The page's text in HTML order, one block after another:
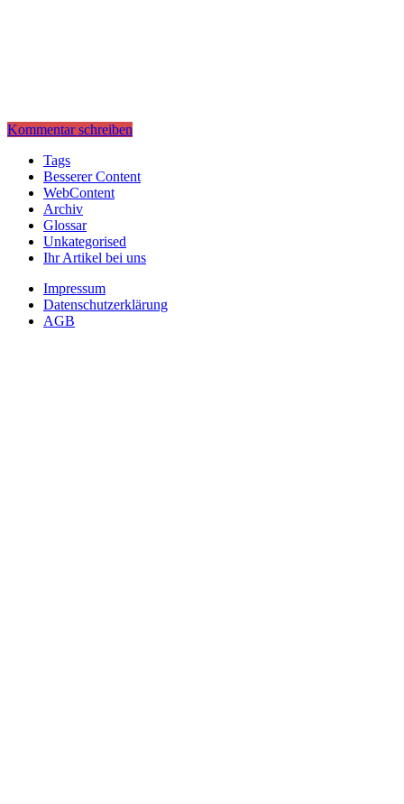
Kommentar schreiben
Tags
Besserer Content
WebContent
Archiv
Glossar
Unkategorised
Ihr Artikel bei uns
Impressum
Datenschutzerklärung
AGB